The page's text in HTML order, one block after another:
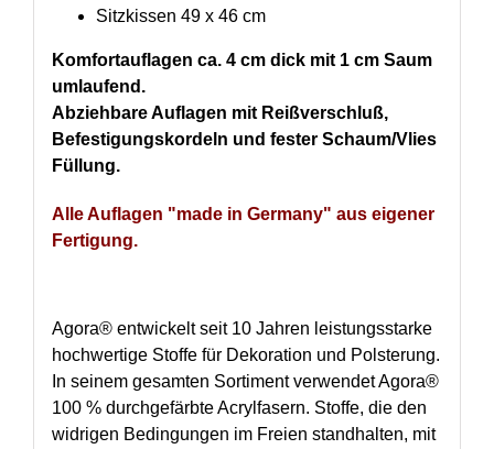
Sitzkissen 49 x 46 cm
Komfortauflagen ca. 4 cm dick mit 1 cm Saum
umlaufend.
Abziehbare Auflagen mit Reißverschluß,
Befestigungskordeln und fester Schaum/Vlies
Füllung.
Alle Auflagen "made in Germany" aus eigener
Fertigung.
Agora® entwickelt seit 10 Jahren leistungsstarke
hochwertige Stoffe für Dekoration und Polsterung.
In seinem gesamten Sortiment verwendet Agora®
100 % durchgefärbte Acrylfasern. Stoffe, die den
widrigen Bedingungen im Freien standhalten, mit